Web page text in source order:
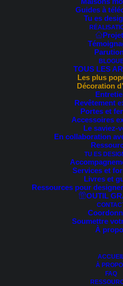
Guides à
Tu es
TOUS LES
Les plus
Décoration
Revêtement
Portes et
Accessoires
Le saviez-
En collaboration
TU ES
Services et
Livres et
Ressources pour
OUTIL
Soumettre
À
À
FAQ
Tout comme le revêtement de
un élément important qui mérite
esthétique! Ceci est rendu
d’une
Avantages du
bois (ou
Tout d’abord, l’utilisation du
provient de l’intérêt marqué
naturels, en plus de la
vie extérieures, maintenant
prolongement de l’intérieur.
prestance à toute résidence.
majoritairement froides (dans
exemple) peuvent facilement